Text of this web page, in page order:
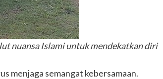
nuansa Islami untuk mendekatkan diri
menjaga semangat kebersamaan.